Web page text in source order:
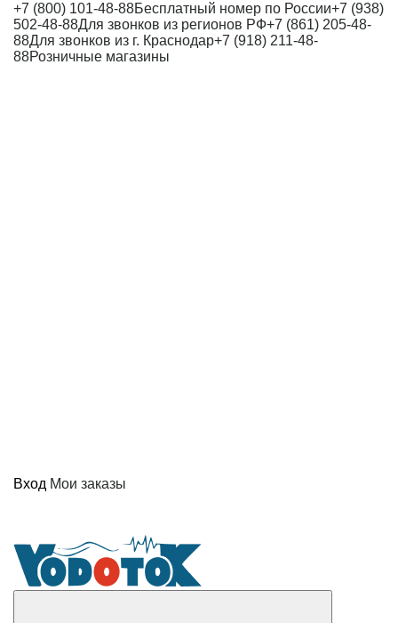
+7 (800) 101-48-88Бесплатный номер по России+7 (938)
502-48-88Для звонков из регионов РФ+7 (861) 205-48-
88Для звонков из г. Краснодар+7 (918) 211-48-
88Розничные магазины
Вход Мои заказы